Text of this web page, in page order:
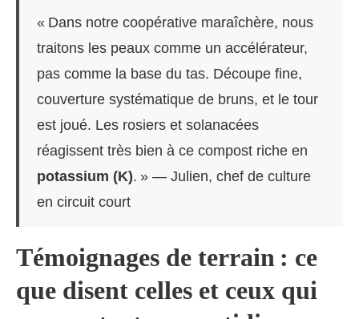
« Dans notre coopérative maraîchère, nous
traitons les peaux comme un accélérateur,
pas comme la base du tas. Découpe fine,
couverture systématique de bruns, et le tour
est joué. Les rosiers et solanacées
réagissent très bien à ce compost riche en
potassium (K). » — Julien, chef de culture
en circuit court
Témoignages de terrain : ce
que disent celles et ceux qui